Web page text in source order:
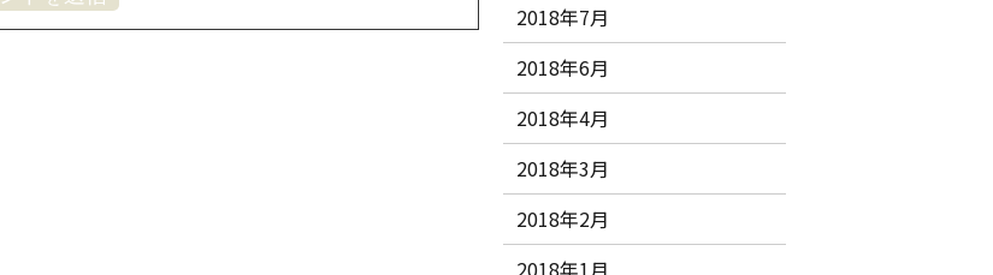
2018年7月
2018年6月
2018年4月
2018年3月
2018年2月
2018年1月